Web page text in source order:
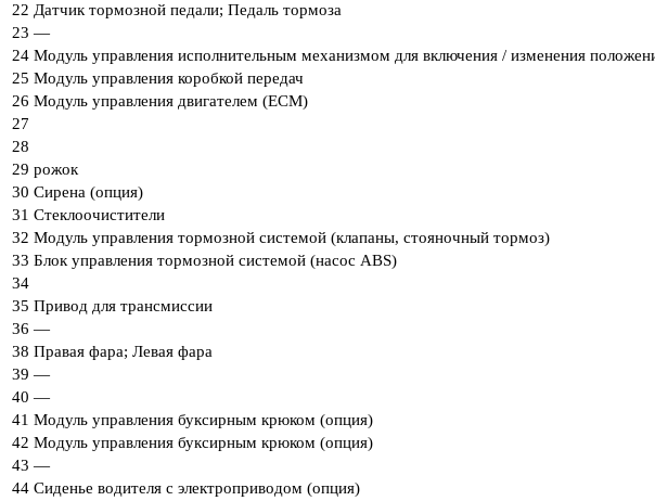
22 Датчик тормозной педали; Педаль тормоза
23 —
24 Модуль управления исполнительным механизмом для включения / изменения
25 Модуль управления коробкой передач
26 Модуль управления двигателем (ECM)
27
28
29 рожок
30 Сирена (опция)
31 Стеклоочистители
32 Модуль управления тормозной системой (клапаны, стояночный тормоз)
33 Блок управления тормозной системой (насос ABS)
34
35 Привод для трансмиссии
36 —
38 Правая фара; Левая фара
39 —
40 —
41 Модуль управления буксирным крюком (опция)
42 Модуль управления буксирным крюком (опция)
43 —
44 Сиденье водителя с электроприводом (опция)